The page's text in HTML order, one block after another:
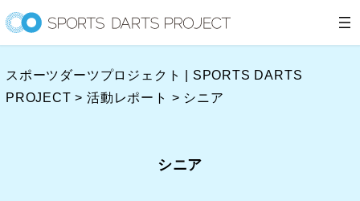
内
容
ス
キ
スポーツダーツプロジェクト | SPORTS DARTS
PROJECT >活動レポート > シニア
シニア